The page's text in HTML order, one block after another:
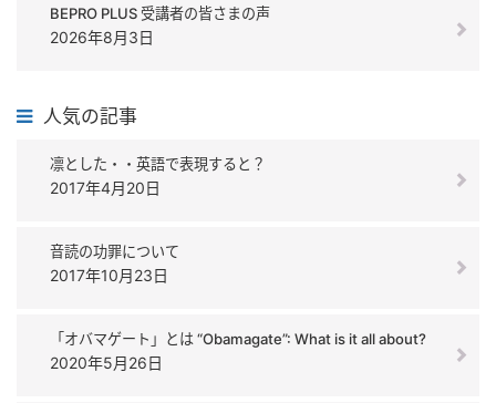
BEPRO PLUS 受講者の皆さまの声
2026年8月3日
人気の記事
凛とした・・英語で表現すると？
2017年4月20日
音読の功罪について
2017年10月23日
「オバマゲート」とは “Obamagate”: What is it all about?
2020年5月26日